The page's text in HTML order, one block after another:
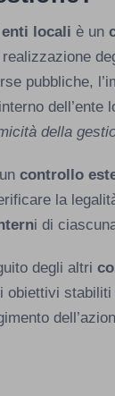
enti locali è un
pubbliche,
della
controllo
la
i di
degli altri
obiettivi